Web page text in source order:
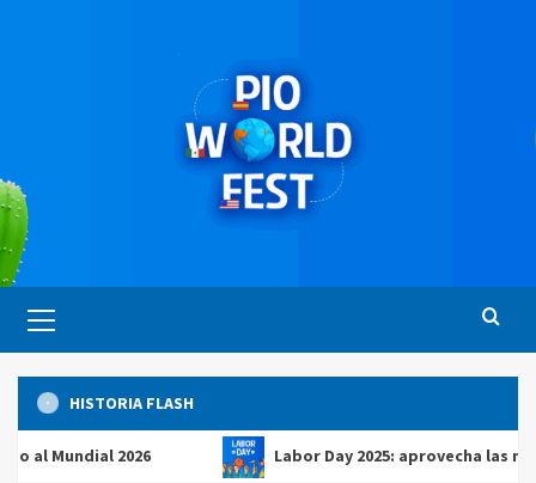
principal
HISTORIA FLASH
2026 Labor Day 2025: aprovecha las mejores